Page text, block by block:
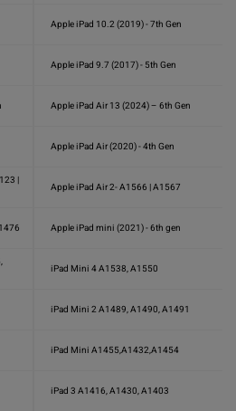
Apple iPad 10.2 (2019) - 7th Gen
Apple iPad 9.7 (2017) - 5th Gen
Apple iPad Air 13 (2024) – 6th Gen
Apple iPad Air (2020) - 4th Gen
|
Apple iPad Air 2- A1566 | A1567
Apple iPad mini (2021) - 6th gen
iPad Mini 4 A1538, A1550
iPad Mini 2 A1489, A1490, A1491
iPad Mini A1455,A1432,A1454
iPad 3 A1416, A1430, A1403